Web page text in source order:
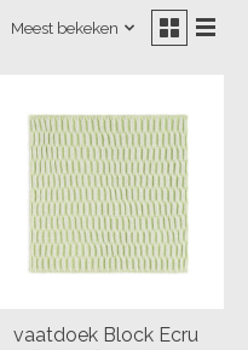
Meest bekeken
vaatdoek Block Ecru